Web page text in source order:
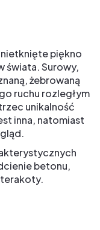
piękno
świata. Surowy,
żebrowaną
ruchu rozległym
unikalność
inna, natomiast
betonu,